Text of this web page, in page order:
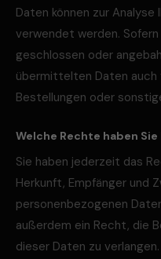
Daten können zur
verwendet werden.
geschlossen oder
übermittelten Daten
Bestellungen oder
Welche Rechte haben
Sie haben jederzeit das
Herkunft, Empfänger und
personenbezogenen
außerdem ein Recht, die
dieser Daten zu